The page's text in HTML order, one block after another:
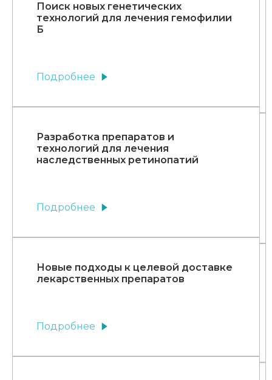
Поиск новых генетических
технологий для лечения гемофилии
Б
Подробнее
Разработка препаратов и
технологий для лечения
наследственных ретинопатий
Подробнее
Новые подходы к целевой доставке
лекарственных препаратов
Подробнее